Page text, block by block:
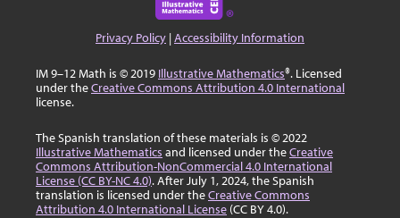
Privacy Policy |Accessibility Information
IM 9–12 Math is © 2019 Illustrative Mathematics®. Licensed
under theCreative Commons Attribution 4.0 International
license.
The Spanish translation of these materials is © 2022
Illustrative Mathematics and licensed under theCreative
Commons Attribution-NonCommercial 4.0 International
License (CC BY-NC 4.0). After July 1, 2024, the Spanish
translation is licensed under theCreative Commons
Attribution 4.0 International License (CC BY 4.0).